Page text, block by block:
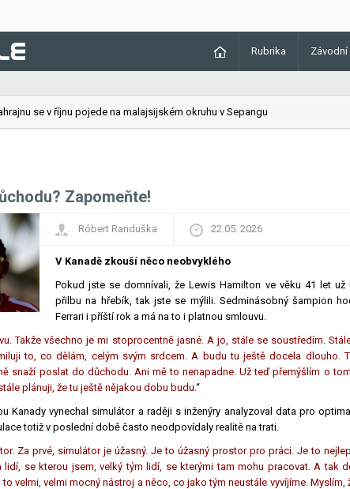
Rubrika Závodní
se v říjnu pojede na malajsijském okruhu v Sepangu
Zapomeňte!
Róbert Randuška 22.05. 2026
V Kanadě zkouší něco neobvyklého
Pokud jste se domnívali, že Lewis Hamilton ve věku 41 let už
přilbu na hřebík, tak jste se mýlili. Sedminásobný šampion
Ferrari i příští rok a má na to i platnou smlouvu.
Takže všechno je mi stoprocentně jasné. A jo, stále se soustředím.
to, co dělám, celým svým srdcem. A budu tu ještě docela dlouho.
snaží poslat do důchodu. Ani mě to nenapadne. Už teď přemýšlím o
plánuji, že tu ještě nějakou dobu budu.“
Kanady vynechal simulátor a raději s inženýry analyzoval data pro
totiž v poslední době často neodpovídaly realitě na trati.
Za prvé, simulátor je úžasný. Je to úžasný prostor pro práci. Je to
lidí, se kterou jsem, velký tým lidí, se kterými tam mohu pracovat. A tak
velmi, velmi mocný nástroj a něco, co jako tým neustále vyvíjíme.